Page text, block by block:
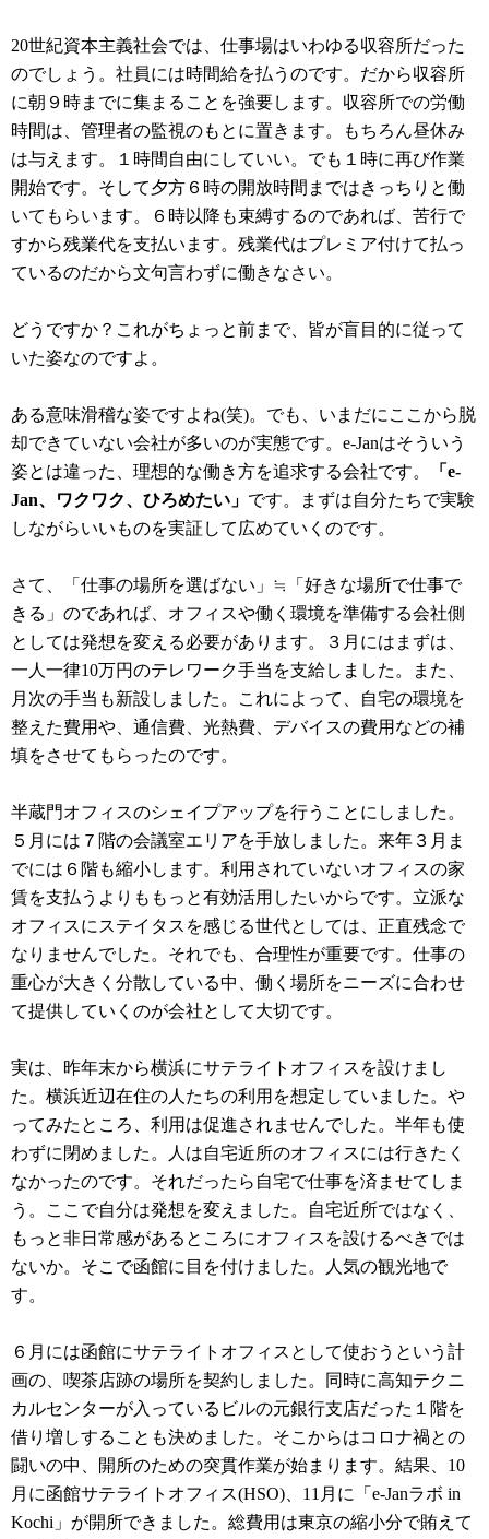
20世紀資本主義社会では、仕事場はいわゆる収容所だった
のでしょう。社員には時間給を払うのです。だから収容所
に朝９時までに集まることを強要します。収容所での労働
時間は、管理者の監視のもとに置きます。もちろん昼休み
は与えます。１時間自由にしていい。でも１時に再び作業
開始です。そして夕方６時の開放時間まではきっちりと働
いてもらいます。６時以降も束縛するのであれば、苦行で
すから残業代を支払います。残業代はプレミア付けて払っ
ているのだから文句言わずに働きなさい。
どうですか？これがちょっと前まで、皆が盲目的に従って
いた姿なのですよ。
ある意味滑稽な姿ですよね(笑)。でも、いまだにここから脱
却できていない会社が多いのが実態です。e-Janはそういう
姿とは違った、理想的な働き方を追求する会社です。
「e-
Jan、ワクワク、ひろめたい」 です。まずは自分たちで実験
しながらいいものを実証して広めていくのです。
さて、「仕事の場所を選ばない」≒「好きな場所で仕事で
きる」のであれば、オフィスや働く環境を準備する会社側
としては発想を変える必要があります。３月にはまずは、
一人一律10万円のテレワーク手当を支給しました。また、
月次の手当も新設しました。これによって、自宅の環境を
整えた費用や、通信費、光熱費、デバイスの費用などの補
填をさせてもらったのです。
半蔵門オフィスのシェイプアップを行うことにしました。
５月には７階の会議室エリアを手放しました。来年３月ま
でには６階も縮小します。利用されていないオフィスの家
賃を支払うよりももっと有効活用したいからです。立派な
オフィスにステイタスを感じる世代としては、正直残念で
なりませんでした。それでも、合理性が重要です。仕事の
重心が大きく分散している中、働く場所をニーズに合わせ
て提供していくのが会社として大切です。
実は、昨年末から横浜にサテライトオフィスを設けまし
た。横浜近辺在住の人たちの利用を想定していました。や
ってみたところ、利用は促進されませんでした。半年も使
わずに閉めました。人は自宅近所のオフィスには行きたく
なかったのです。それだったら自宅で仕事を済ませてしま
う。ここで自分は発想を変えました。自宅近所ではなく、
もっと非日常感があるところにオフィスを設けるべきでは
ないか。そこで函館に目を付けました。人気の観光地で
す。
６月には函館にサテライトオフィスとして使おうという計
画の、喫茶店跡の場所を契約しました。同時に高知テクニ
カルセンターが入っているビルの元銀行支店だった１階を
借り増しすることも決めました。そこからはコロナ禍との
闘いの中、開所のための突貫作業が始まります。結果、10
月に函館サテライトオフィス(HSO)、11月に「e-Janラボ in
Kochi」が開所できました。総費用は東京の縮小分で賄えて